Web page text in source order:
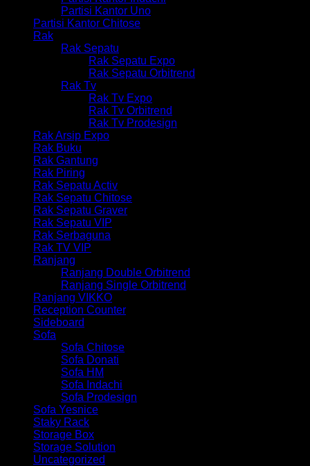
Partisi Kantor Uno
Partisi Kantor Chitose
Rak
Rak Sepatu
Rak Sepatu Expo
Rak Sepatu Orbitrend
Rak Tv
Rak Tv Expo
Rak Tv Orbitrend
Rak Tv Prodesign
Rak Arsip Expo
Rak Buku
Rak Gantung
Rak Piring
Rak Sepatu Activ
Rak Sepatu Chitose
Rak Sepatu Graver
Rak Sepatu VIP
Rak Serbaguna
Rak TV VIP
Ranjang
Ranjang Double Orbitrend
Ranjang Single Orbitrend
Ranjang VIKKO
Reception Counter
Sideboard
Sofa
Sofa Chitose
Sofa Donati
Sofa HM
Sofa Indachi
Sofa Prodesign
Sofa Yesnice
Staky Rack
Storage Box
Storage Solution
Uncategorized